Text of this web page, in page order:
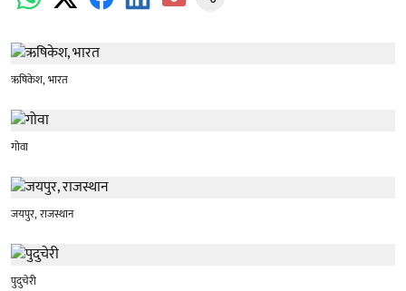
ऋषिकेश, भारत
गोवा
जयपुर, राजस्थान
पुदुचेरी